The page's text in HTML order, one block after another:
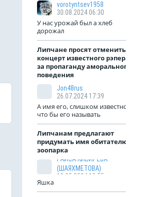
vorotyntsev1958
30.08.2024 06:30
У нас урожай был а хлеб
дорожал
Липчане просят отменить
концерт известного рэпера
за пропаганду аморального
поведения
Jon48rus
26.07.2024 17:39
А имя его, слишком известное,
что бы его называть
Липчанам предлагают
придумать имя обитателю
зоопарка
РАИСА КИБИРЕВА
(ШАЯХМЕТОВА)
19.05.2024 19:55
Яшка